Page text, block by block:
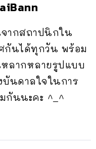
ากสถาปนิกใน
กันได้ทุกวัน พร้อม
ลากหลายรูปแบบ
นดาลใจในการ
กันนะคะ ^_^